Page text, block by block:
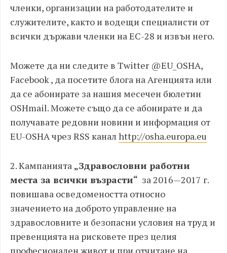
членки, организации на работодателите и
служителите, както и водещи специалисти от
всички държави членки на ЕС-28 и извън него.
Можете да ни следите в Twitter @EU_OSHA,
Facebook , да посетите блога на Агенцията или
да се абонирате за нашия месечен бюлетин
OSHmail. Можете също да се абонирате и да
получавате редовни новини и информация от
EU-OSHA чрез RSS канал http://osha.europa.eu
2. Кампанията „Здравословни работни
места за всички възрасти“ за 2016—2017 г.
повишава осведомеността относно
значението на доброто управление на
здравословните и безопасни условия на труд и
превенцията на рисковете през целия
професионален живот и при отчитане на